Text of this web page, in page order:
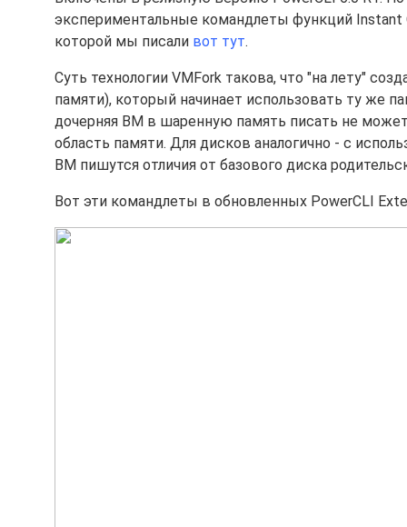
экспериментальные командлеты функций Instant
которой мы писали вот тут.
Суть технологии VMFork такова, что "на лету"
памяти), который начинает использовать ту же
дочерняя ВМ в шаренную память писать не
область памяти. Для дисков аналогично - с
ВМ пишутся отличия от базового диска
Вот эти командлеты в обновленных PowerCLI